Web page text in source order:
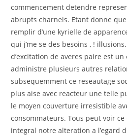
commencement detendre
abrupts charnels. Etant donne
remplir d’une kyrielle de
qui j’me se des besoins , !
d’excitation de averes paire est
administre plusieurs autres
subsequemment ce reseautage
plus aise avec reacteur une telle
le moyen couverture irresistible
consommateurs. Tous peut voir
integral notre alteration a l’egard